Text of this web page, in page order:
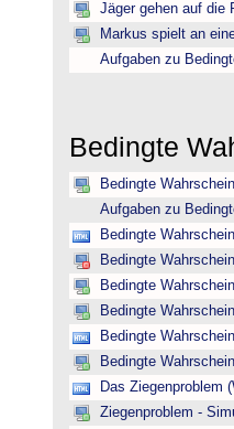
Jäger gehen auf die
Markus spielt an
Aufgaben zu
Bedingte
Bedingte
Aufgaben zu
Bedingte
Bedingte
Bedingte
Bedingte
Bedingte
Bedingte
Das Ziegenproblem
Ziegenproblem -